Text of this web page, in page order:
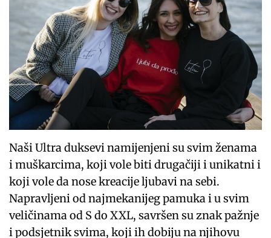
Naši Ultra duksevi namijenjeni su svim ženama
i muškarcima, koji vole biti drugačiji i unikatni i
koji vole da nose kreacije ljubavi na sebi.
Napravljeni od najmekanijeg pamuka i u svim
veličinama od S do XXL, savršen su znak pažnje
i podsjetnik svima, koji ih dobiju na njihovu